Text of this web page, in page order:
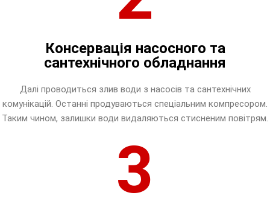
Консервація насосного та
сантехнічного обладнання
Далі проводиться злив води з насосів та сантехнічних
комунікацій. Останні продуваються спеціальним компресором.
Таким чином, залишки води видаляються стисненим повітрям.
3